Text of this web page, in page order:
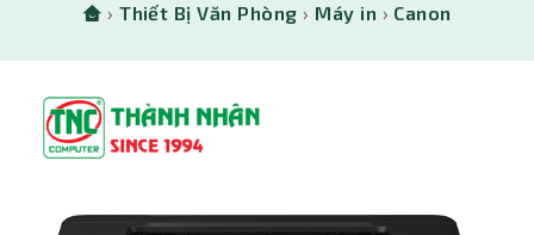
›Thiết Bị Văn Phòng › Máy in › Canon